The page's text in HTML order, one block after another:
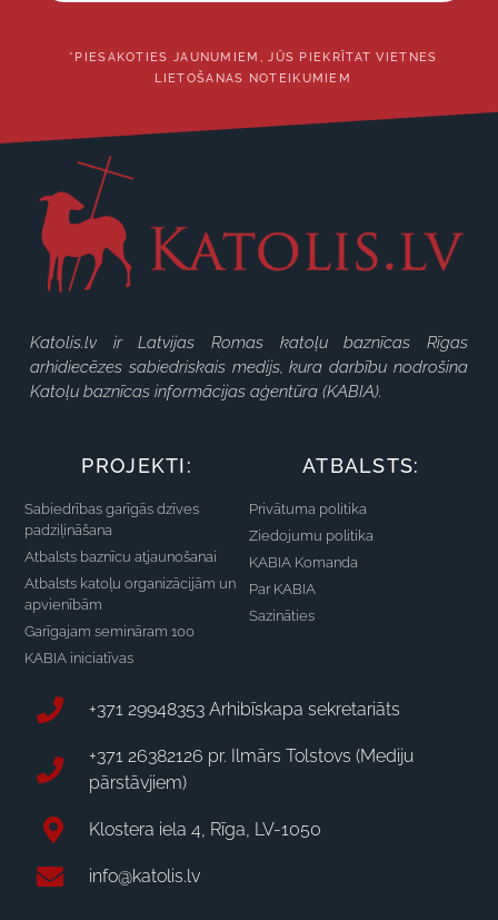
*PIESAKOTIES JAUNUMIEM, JŪS PIEKRĪTAT VIETNES
LIETOŠANAS NOTEIKUMIEM
Katolis.lv ir Latvijas Romas katoļu baznīcas Rīgas
arhidiecēzes sabiedriskais medijs, kura darbību nodrošina
Katoļu baznīcas informācijas aģentūra (KABIA).
PROJEKTI:
Sabiedrības garīgās dzīves
padziļināšana
Atbalsts baznīcu atjaunošanai
Atbalsts katoļu organizācijām un
apvienībām
Garīgajam semināram 100
KABIA iniciatīvas
ATBALSTS:
Privātuma politika
Ziedojumu politika
KABIA Komanda
Par KABIA
Sazināties
+371 29948353 Arhibīskapa sekretariāts
+371 26382126 pr. Ilmārs Tolstovs (Mediju
pārstāvjiem)
Klostera iela 4, Rīga, LV-1050
info@katolis.lv